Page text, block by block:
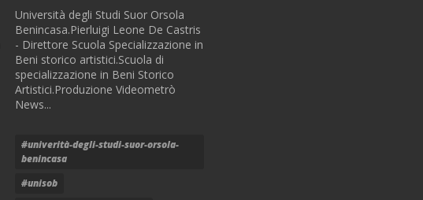
Università degli Studi Suor Orsola
Benincasa.Pierluigi Leone De Castris
- Direttore Scuola Specializzazione in
Beni storico artistici.Scuola di
specializzazione in Beni Storico
Artistici.Produzione Videometrò
News...
#univerità-degli-studi-suor-orsola-
benincasa
#unisob